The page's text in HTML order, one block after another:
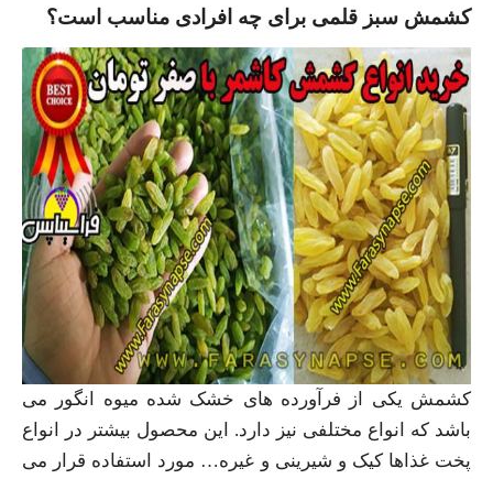
کشمش سبز قلمی برای چه افرادی مناسب است؟
کشمش یکی از فرآورده های خشک شده میوه انگور می
باشد که انواع مختلفی نیز دارد. این محصول بیشتر در انواع
پخت غذاها کیک و شیرینی و غیره… مورد استفاده قرار می